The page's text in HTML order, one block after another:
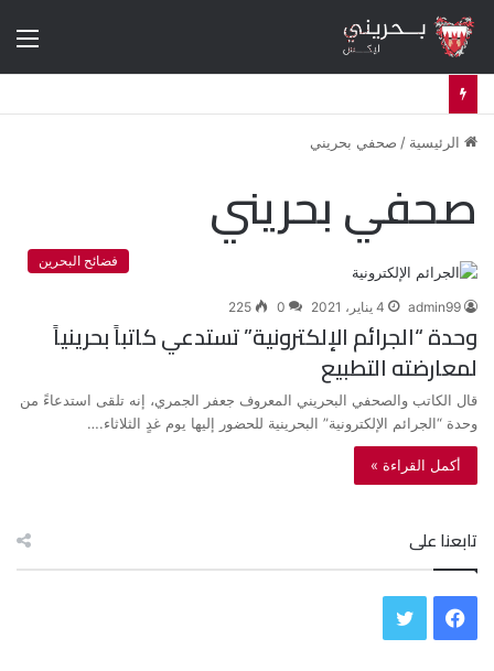
الرئيسية / صحفي بحريني
صحفي بحريني
فضائح البحرين
admin99 4 يناير، 2021 0
225
وحدة “الجرائم الإلكترونية” تستدعي كاتباً بحرينياً
لمعارضته التطبيع
قال الكاتب والصحفي البحريني المعروف جعفر الجمري، إنه تلقى استدعاءً من
وحدة “الجرائم الإلكترونية” البحرينية للحضور إليها يوم غدٍ الثلاثاء.…
أكمل القراءة »
تابعنا على